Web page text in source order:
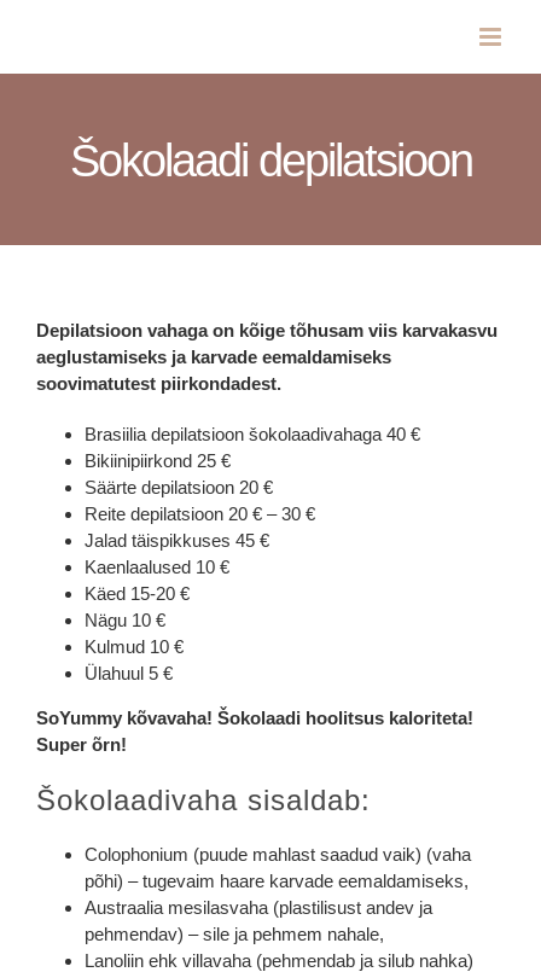
Šokolaadi depilatsioon
Depilatsioon vahaga on kõige tõhusam viis karvakasvu
aeglustamiseks ja karvade eemaldamiseks
soovimatutest piirkondadest.
Brasiilia depilatsioon šokolaadivahaga 40 €
Bikiinipiirkond 25 €
Säärte depilatsioon 20 €
Reite depilatsioon 20 € – 30 €
Jalad täispikkuses 45 €
Kaenlaalused 10 €
Käed 15-20 €
Nägu 10 €
Kulmud 10 €
Ülahuul 5 €
SoYummy kõvavaha! Šokolaadi hoolitsus kaloriteta!
Super õrn!
Šokolaadivaha sisaldab:
Colophonium (puude mahlast saadud vaik) (vaha
põhi) – tugevaim haare karvade eemaldamiseks,
Austraalia mesilasvaha (plastilisust andev ja
pehmendav) – sile ja pehmem nahale,
Lanoliin ehk villavaha (pehmendab ja silub nahka)